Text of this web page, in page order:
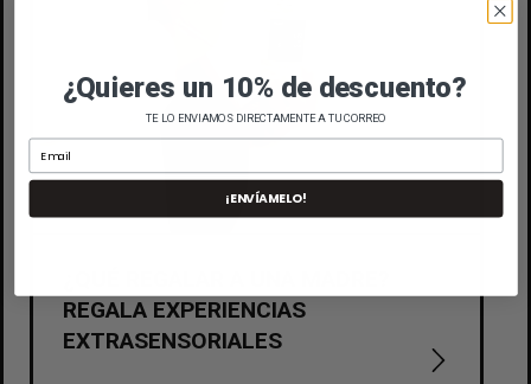
REGALA EXPERIENCIAS
EXTRASENSORIALES
¿Quieres un 10% de descuento?
TE LO ENVIAMOS DIRECTAMENTE A TU CORREO
¡ENVÍAMELO!